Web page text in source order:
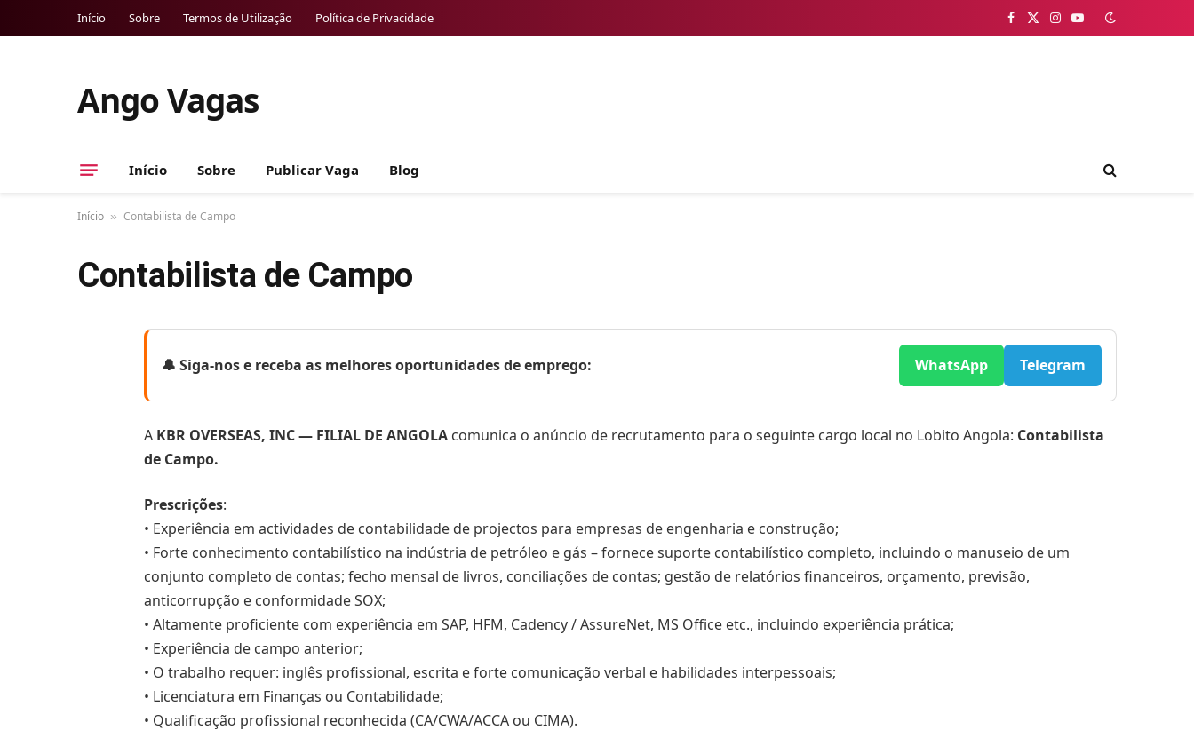
Início Sobre Termos de Utilização Política de Privacidade Facebook
X
Instagram
YouTube
Ango Vagas
Início Sobre Publicar Vaga Blog
Início » Contabilista de Campo
Contabilista de Campo
🔔 Siga-nos e receba as melhores oportunidades de emprego: WhatsApp Telegram
A KBR OVERSEAS, INC — FILIAL DE ANGOLA comunica o anúncio de recrutamento para o seguinte cargo local no Lobito Angola: Contabilista
de Campo.
Prescrições:
• Experiência em actividades de contabilidade de projectos para empresas de engenharia e construção;
• Forte conhecimento contabilístico na indústria de petróleo e gás – fornece suporte contabilístico completo, incluindo o manuseio de um
conjunto completo de contas; fecho mensal de livros, conciliações de contas; gestão de relatórios financeiros, orçamento, previsão,
anticorrupção e conformidade SOX;
• Altamente proficiente com experiência em SAP, HFM, Cadency / AssureNet, MS Office etc., incluindo experiência prática;
• Experiência de campo anterior;
• O trabalho requer: inglês profissional, escrita e forte comunicação verbal e habilidades interpessoais;
• Licenciatura em Finanças ou Contabilidade;
• Qualificação profissional reconhecida (CA/CWA/ACCA ou CIMA).